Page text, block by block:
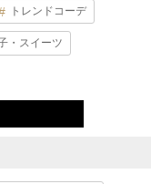
トレンドコーデ
・スイーツ